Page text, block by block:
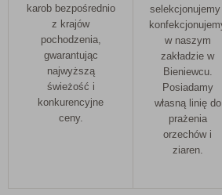
karob bezpośrednio
z krajów
pochodzenia,
gwarantując
najwyższą
świeżość i
konkurencyjne
ceny.
selekcjonujemy
w naszym
zakładzie w
Bieniewcu.
Posiadamy
własną linię do
prażenia
orzechów i
ziaren.